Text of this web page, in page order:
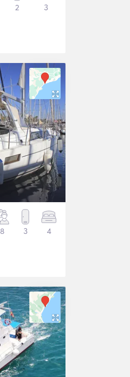
2 3
8 3 4